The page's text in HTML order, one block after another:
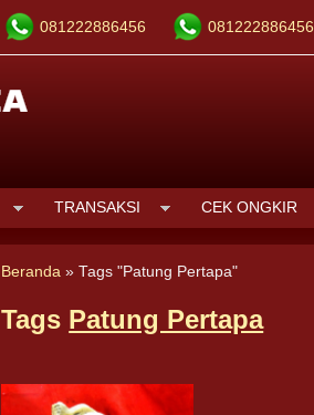
081222886456 081222886456
TRANSAKSI CEK ONGKIR
Beranda »Tags "Patung Pertapa"
Tags Patung Pertapa